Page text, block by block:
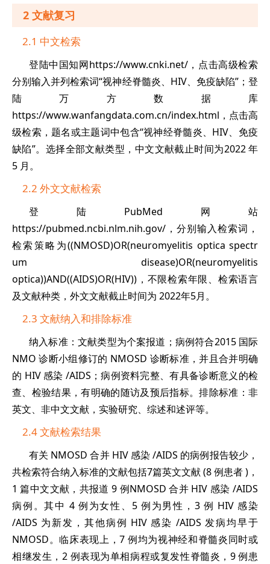
2 文献复习
2.1 中文检索
登陆中国知网https://www.cnki.net/，点击高级检索
分别输入并列检索词“视神经脊髓炎、HIV、免疫缺陷”；登
陆万方数据库
https://www.wanfangdata.com.cn/index.html，点击高
级检索，题名或主题词中包含“视神经脊髓炎、HIV、免疫
缺陷”。选择全部文献类型，中文文献截止时间为2022 年
5 月。
2.2 外文文献检索
登陆PubMed网站
https://pubmed.ncbi.nlm.nih.gov/，分别输入检索词，
检索策略为((NMOSD)OR(neuromyelitis optica spectr
um disease)OR(neuromyelitis
optica))AND((AIDS)OR(HIV))，不限检索年限、检索语言
及文献种类，外文文献截止时间为 2022年5月。
2.3 文献纳入和排除标准
纳入标准：文献类型为个案报道；病例符合2015 国际
NMO 诊断小组修订的 NMOSD 诊断标准，并且合并明确
的 HIV 感染 /AIDS；病例资料完整、有具备诊断意义的检
查、检验结果，有明确的随访及预后指标。排除标准：非
英文、非中文文献，实验研究、综述和述评等。
2.4 文献检索结果
有关 NMOSD 合并 HIV 感染 /AIDS 的病例报告较少，
共检索符合纳入标准的文献包括7篇英文文献 (8 例患者 )，
1 篇中文文献，共报道 9 例NMOSD 合并 HIV 感染 /AIDS
病例。其中 4 例为女性、5 例为男性，3 例 HIV 感染
/AIDS 为新发，其他病例 HIV 感染 /AIDS 发病均早于
NMOSD。临床表现上，7 例均为视神经和脊髓炎同时或
相继发生，2 例表现为单相病程或复发性脊髓炎，9 例患